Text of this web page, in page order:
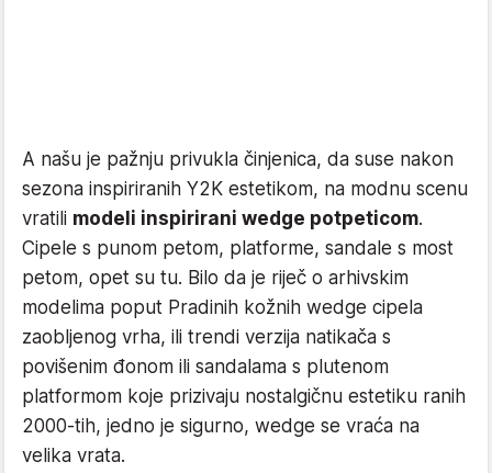
A našu je pažnju privukla činjenica, da suse nakon
sezona inspiriranih Y2K estetikom, na modnu scenu
vratili modeli inspirirani wedge potpeticom.
Cipele s punom petom, platforme, sandale s most
petom, opet su tu. Bilo da je riječ o arhivskim
modelima poput Pradinih kožnih wedge cipela
zaobljenog vrha, ili trendi verzija natikača s
povišenim đonom ili sandalama s plutenom
platformom koje prizivaju nostalgičnu estetiku ranih
2000-tih, jedno je sigurno, wedge se vraća na
velika vrata.